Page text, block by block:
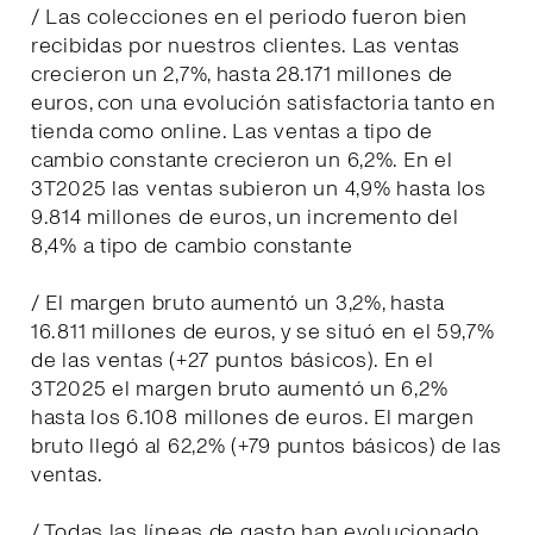
/ Las colecciones en el periodo fueron bien
recibidas por nuestros clientes. Las ventas
crecieron un 2,7%, hasta 28.171 millones de
euros, con una evolución satisfactoria tanto en
tienda como online. Las ventas a tipo de
cambio constante crecieron un 6,2%. En el
3T2025 las ventas subieron un 4,9% hasta los
9.814 millones de euros, un incremento del
8,4% a tipo de cambio constante
/ El margen bruto aumentó un 3,2%, hasta
16.811 millones de euros, y se situó en el 59,7%
de las ventas (+27 puntos básicos). En el
3T2025 el margen bruto aumentó un 6,2%
hasta los 6.108 millones de euros. El margen
bruto llegó al 62,2% (+79 puntos básicos) de las
ventas.